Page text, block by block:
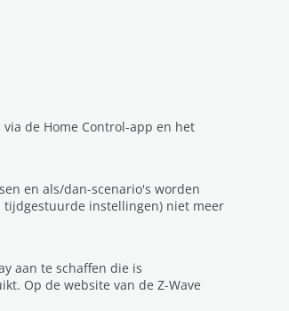
de Home Control-app en het
en als/dan-scenario's worden
tijdgestuurde instellingen) niet meer
aan te schaffen die is
Op de website van de Z-Wave